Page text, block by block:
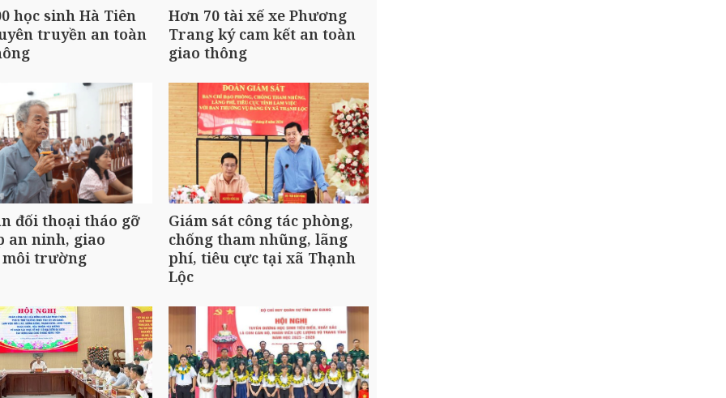
học sinh Hà Tiên
truyền an toàn
Hơn 70 tài xế xe Phương
Trang ký cam kết an toàn
giao thông
đối thoại tháo gỡ
an ninh, giao
môi trường
Giám sát công tác phòng,
chống tham nhũng, lãng
phí, tiêu cực tại xã Thạnh
Lộc